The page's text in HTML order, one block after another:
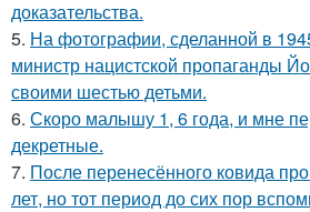
доказательства.
5. На фотографии, сделанной в
министр нацистской пропаганды
своими шестью детьми.
6. Скоро малышу 1, 6 года, и мне
декретные.
7. После перенесённого ковида
лет, но тот период до сих пор